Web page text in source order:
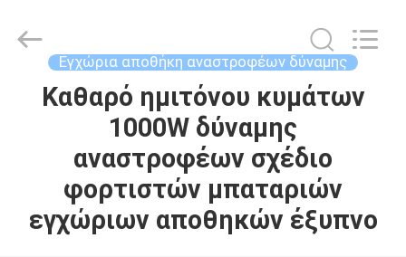
ΣΠΊΤΙ
ΠΡΟΪΌΝΤΑ
ΣΧΕΤΙΚΆ
POWER
GROUP.
Εγχώρια αποθήκη αναστροφέων δύναμης
Καθαρό ημιτόνου κυμάτων
1000W δύναμης
αναστροφέων σχέδιο
φορτιστών μπαταριών
εγχώριων αποθηκών έξυπνο